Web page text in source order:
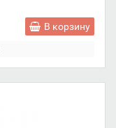
В корзину